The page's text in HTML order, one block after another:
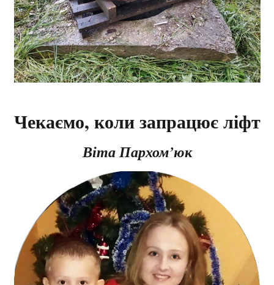
Чекаємо, коли запрацює ліфт
Віта Пархом’юк